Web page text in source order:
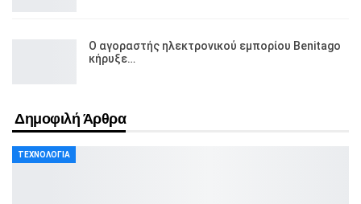
Ο αγοραστής ηλεκτρονικού εμπορίου Benitago
κήρυξε…
Δημοφιλή Άρθρα
ΤΕΧΝΟΛΟΓΊΑ